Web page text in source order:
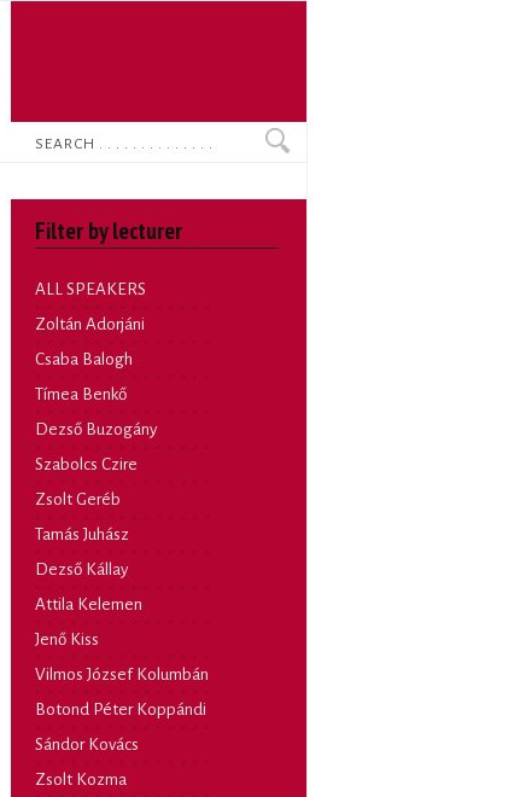
Search
Filter by lecturer
ALL SPEAKERS
Zoltán Adorjáni
Csaba Balogh
Tímea Benkő
Dezső Buzogány
Szabolcs Czire
Zsolt Geréb
Tamás Juhász
Dezső Kállay
Attila Kelemen
Jenő Kiss
Vilmos József Kolumbán
Botond Péter Koppándi
Sándor Kovács
Zsolt Kozma